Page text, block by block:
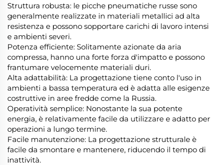
Struttura robusta: le picche pneumatiche russe sono
generalmente realizzate in materiali metallici ad alta
resistenza e possono sopportare carichi di lavoro intensi
e ambienti severi.
Potenza efficiente: Solitamente azionate da aria
compressa, hanno una forte forza d'impatto e possono
frantumare velocemente materiali duri.
Alta adattabilità: La progettazione tiene conto l'uso in
ambienti a bassa temperatura ed è adatta alle esigenze
costruttive in aree fredde come la Russia.
Operatività semplice: Nonostante la sua potente
energia, è relativamente facile da utilizzare e adatto per
operazioni a lungo termine.
Facile manutenzione: La progettazione strutturale è
facile da smontare e mantenere, riducendo il tempo di
inattività.